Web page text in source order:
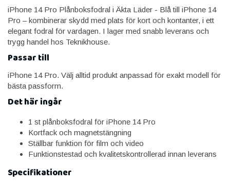
iPhone 14 Pro Plånboksfodral i Äkta Läder - Blå till iPhone 14
Pro – kombinerar skydd med plats för kort och kontanter, i ett
elegant fodral för vardagen. I lager med snabb leverans och
trygg handel hos Teknikhouse.
Passar till
iPhone 14 Pro. Välj alltid produkt anpassad för exakt modell för
bästa passform.
Det här ingår
1 st plånboksfodral för iPhone 14 Pro
Kortfack och magnetstängning
Ställbar funktion för film och video
Funktionstestad och kvalitetskontrollerad innan leverans
Specifikationer